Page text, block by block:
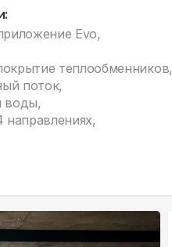
Evo,
теплообменников,
поток,
воды,
направлениях,